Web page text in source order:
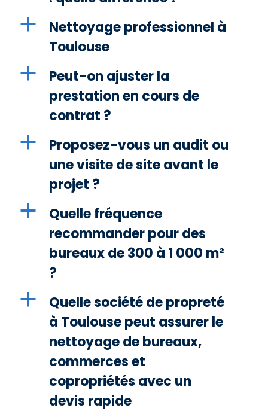
a
Nettoyage professionnel à
Toulouse
a
Peut-on ajuster la
prestation en cours de
contrat ?
a
Proposez-vous un audit ou
une visite de site avant le
projet ?
a
Quelle fréquence
recommander pour des
bureaux de 300 à 1 000 m²
?
a
Quelle société de propreté
à Toulouse peut assurer le
nettoyage de bureaux,
commerces et
copropriétés avec un
devis rapide